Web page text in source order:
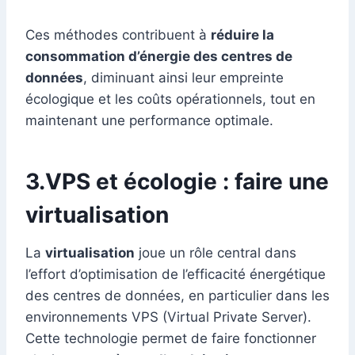
Ces méthodes contribuent à réduire la
consommation d’énergie des centres de
données, diminuant ainsi leur empreinte
écologique et les coûts opérationnels, tout en
maintenant une performance optimale.
3.VPS et écologie : faire une
virtualisation
La virtualisation joue un rôle central dans
l’effort d’optimisation de l’efficacité énergétique
des centres de données, en particulier dans les
environnements VPS (Virtual Private Server).
Cette technologie permet de faire fonctionner